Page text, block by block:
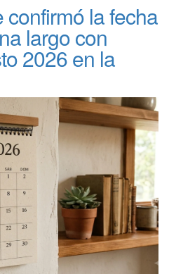
confirmó la fecha
largo con
2026 en la